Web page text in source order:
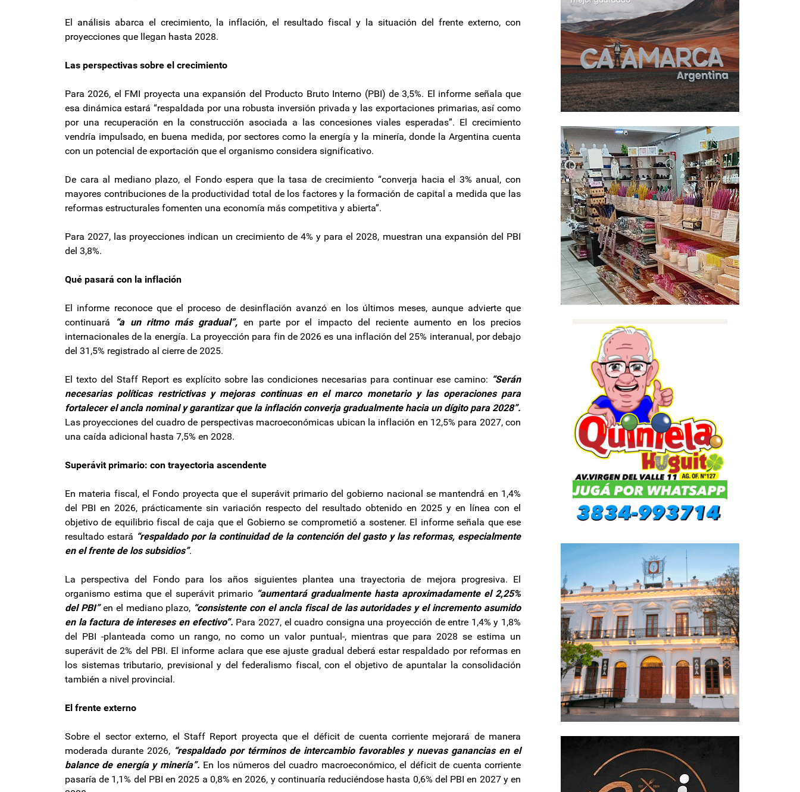
El análisis abarca el crecimiento, la inflación, el resultado fiscal y la situación del frente externo, con
proyecciones que llegan hasta 2028.
Las perspectivas sobre el crecimiento
Para 2026, el FMI proyecta una expansión del Producto Bruto Interno (PBI) de 3,5%. El informe señala que
esa dinámica estará “respaldada por una robusta inversión privada y las exportaciones primarias, así como
por una recuperación en la construcción asociada a las concesiones viales esperadas”. El crecimiento
vendría impulsado, en buena medida, por sectores como la energía y la minería, donde la Argentina cuenta
con un potencial de exportación que el organismo considera significativo.
De cara al mediano plazo, el Fondo espera que la tasa de crecimiento “converja hacia el 3% anual, con
mayores contribuciones de la productividad total de los factores y la formación de capital a medida que las
reformas estructurales fomenten una economía más competitiva y abierta”.
Para 2027, las proyecciones indican un crecimiento de 4% y para el 2028, muestran una expansión del PBI
del 3,8%.
Qué pasará con la inflación
El informe reconoce que el proceso de desinflación avanzó en los últimos meses, aunque advierte que
continuará
“a un ritmo más gradual”, en parte por el impacto del reciente aumento en los precios
internacionales de la energía. La proyección para fin de 2026 es una inflación del 25% interanual, por debajo
del 31,5% registrado al cierre de 2025.
El texto del Staff Report es explícito sobre las condiciones necesarias para continuar ese camino: “Serán
necesarias políticas restrictivas y mejoras continuas en el marco monetario y las operaciones para
fortalecer el ancla nominal y garantizar que la inflación converja gradualmente hacia un dígito para 2028”.
Las proyecciones del cuadro de perspectivas macroeconómicas ubican la inflación en 12,5% para 2027, con
una caída adicional hasta 7,5% en 2028.
Superávit primario: con trayectoria ascendente
En materia fiscal, el Fondo proyecta que el superávit primario del gobierno nacional se mantendrá en 1,4%
del PBI en 2026, prácticamente sin variación respecto del resultado obtenido en 2025 y en línea con el
objetivo de equilibrio fiscal de caja que el Gobierno se comprometió a sostener. El informe señala que ese
resultado estará “respaldado por la continuidad de la contención del gasto y las reformas, especialmente
en el frente de los subsidios”.
La perspectiva del Fondo para los años siguientes plantea una trayectoria de mejora progresiva. El
organismo estima que el superávit primario “aumentará gradualmente hasta aproximadamente el 2,25%
del PBI”en el mediano plazo, “consistente con el ancla fiscal de las autoridades y el incremento asumido
en la factura de intereses en efectivo”. Para 2027, el cuadro consigna una proyección de entre 1,4% y 1,8%
del PBI -planteada como un rango, no como un valor puntual-, mientras que para 2028 se estima un
superávit de 2% del PBI. El informe aclara que ese ajuste gradual deberá estar respaldado por reformas en
los sistemas tributario, previsional y del federalismo fiscal, con el objetivo de apuntalar la consolidación
también a nivel provincial.
El frente externo
Sobre el sector externo, el Staff Report proyecta que el déficit de cuenta corriente mejorará de manera
moderada durante 2026, “respaldado por términos de intercambio favorables y nuevas ganancias en el
balance de energía y minería”. En los números del cuadro macroeconómico, el déficit de cuenta corriente
pasaría de 1,1% del PBI en 2025 a 0,8% en 2026, y continuaría reduciéndose hasta 0,6% del PBI en 2027 y en